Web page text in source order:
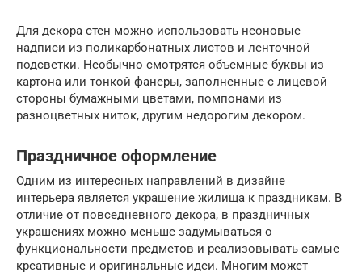
Для декора стен можно использовать неоновые
надписи из поликарбонатных листов и ленточной
подсветки. Необычно смотрятся объемные буквы из
картона или тонкой фанеры, заполненные с лицевой
стороны бумажными цветами, помпонами из
разноцветных ниток, другим недорогим декором.
Праздничное оформление
Одним из интересных направлений в дизайне
интерьера является украшение жилища к праздникам. В
отличие от повседневного декора, в праздничных
украшениях можно меньше задумываться о
функциональности предметов и реализовывать самые
креативные и оригинальные идеи. Многим может